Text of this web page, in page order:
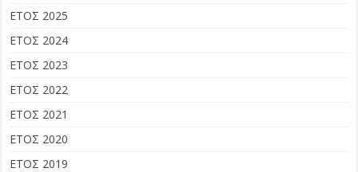
ΕΤΟΣ 2025
ΕΤΟΣ 2024
ΕΤΟΣ 2023
ΕΤΟΣ 2022
ΕΤΟΣ 2021
ΕΤΟΣ 2020
ΕΤΟΣ 2019